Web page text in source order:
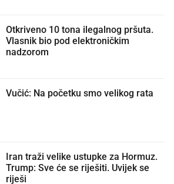
Otkriveno 10 tona ilegalnog pršuta.
Vlasnik bio pod elektroničkim
nadzorom
Vučić: Na početku smo velikog rata
Iran traži velike ustupke za Hormuz.
Trump: Sve će se riješiti. Uvijek se
riješi